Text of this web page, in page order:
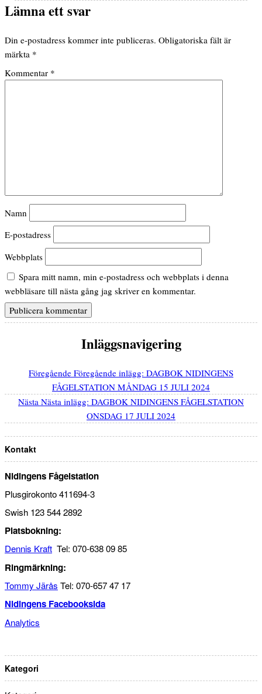
Lämna ett svar
Din e-postadress kommer inte publiceras. Obligatoriska fält är
märkta *
Kommentar *
Namn
E-postadress
Webbplats
Spara mitt namn, min e-postadress och webbplats i denna
webbläsare till nästa gång jag skriver en kommentar.
Inläggsnavigering
Föregående Föregående inlägg: DAGBOK NIDINGENS
FÅGELSTATION MÅNDAG 15 JULI 2024
Nästa Nästa inlägg: DAGBOK NIDINGENS FÅGELSTATION
ONSDAG 17 JULI 2024
Kontakt
Nidingens Fågelstation
Plusgirokonto 411694-3
Swish 123 544 2892
Platsbokning:
Dennis Kraft Tel: 070-638 09 85
Ringmärkning:
Tommy Järås Tel: 070-657 47 17
Nidingens Facebooksida
Analytics
Kategori